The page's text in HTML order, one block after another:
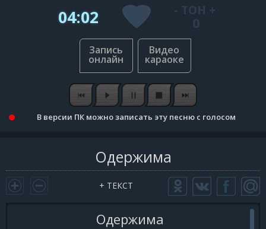
04:02 - ТОН +
0
В версии ПК можно записать эту песню с голосом
Одержима
+ ТЕКСТ
Одержима